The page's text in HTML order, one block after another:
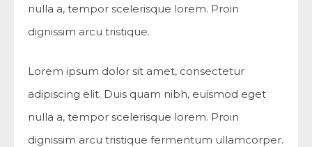
nulla a, tempor scelerisque lorem. Proin
dignissim arcu tristique.
Lorem ipsum dolor sit amet, consectetur
adipiscing elit. Duis quam nibh, euismod eget
nulla a, tempor scelerisque lorem. Proin
dignissim arcu tristique fermentum ullamcorper.